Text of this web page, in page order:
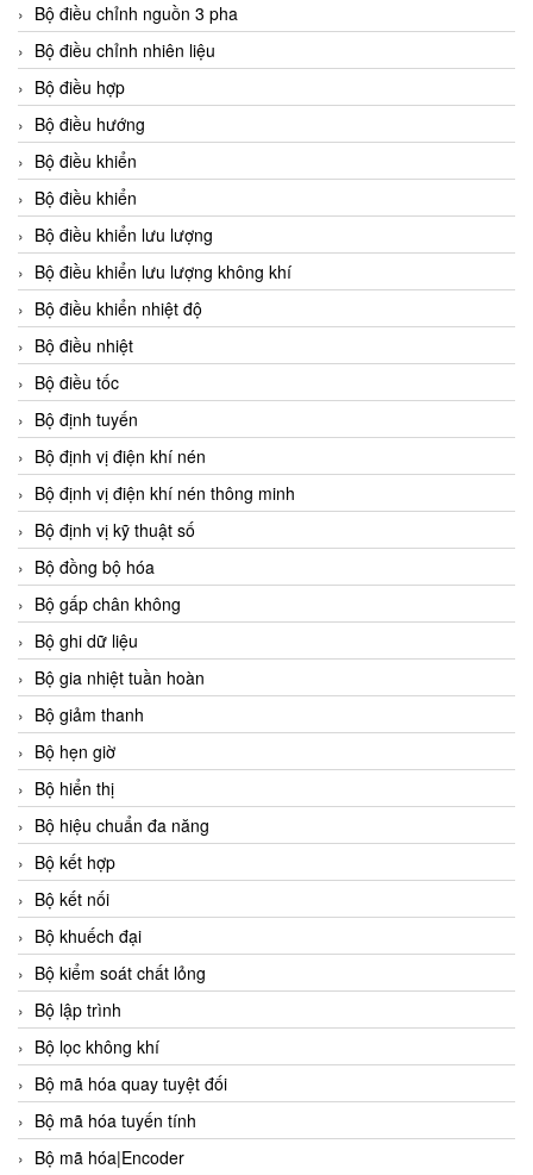
Bộ điều chỉnh nguồn 3 pha
Bộ điều chỉnh nhiên liệu
Bộ điều hợp
Bộ điều hướng
Bộ điều khiển
Bộ điều khiển
Bộ điều khiển lưu lượng
Bộ điều khiển lưu lượng không khí
Bộ điều khiển nhiệt độ
Bộ điều nhiệt
Bộ điều tốc
Bộ định tuyến
Bộ định vị điện khí nén
Bộ định vị điện khí nén thông minh
Bộ định vị kỹ thuật số
Bộ đồng bộ hóa
Bộ gấp chân không
Bộ ghi dữ liệu
Bộ gia nhiệt tuần hoàn
Bộ giảm thanh
Bộ hẹn giờ
Bộ hiển thị
Bộ hiệu chuẩn đa năng
Bộ kết hợp
Bộ kết nối
Bộ khuếch đại
Bộ kiểm soát chất lỏng
Bộ lập trình
Bộ lọc không khí
Bộ mã hóa quay tuyệt đối
Bộ mã hóa tuyến tính
Bộ mã hóa|Encoder